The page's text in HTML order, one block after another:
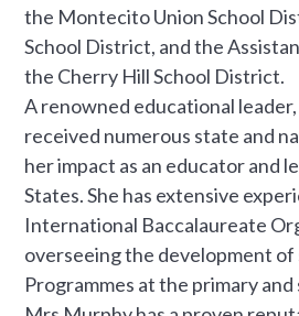
the Montecito Union School
School District, and the
the Cherry Hill School District.
A renowned educational
received numerous state and
her impact as an educator and
States. She has extensive
International Baccalaureate
overseeing the development of
Programmes at the primary